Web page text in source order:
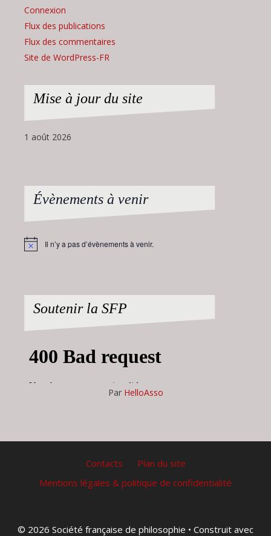
Connexion
Flux des publications
Flux des commentaires
Site de WordPress-FR
Mise à jour du site
1 août 2026
Évènements à venir
Notice Il n’y a pas d’évènements à venir.
Soutenir la SFP
Par HelloAsso
Contacts
Plan du site
Mentions légales & politique de confidentialité
© 2026 Société française de philosophie • Construit avec